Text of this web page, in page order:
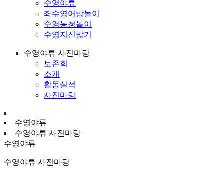
수영야류
좌수영어방놀이
수영농청놀이
수영지신밟기
수영야류 사진마당
보존회
소개
활동실적
사진마당
수영야류
수영야류 사진마당
수영야류
수영야류 사진마당